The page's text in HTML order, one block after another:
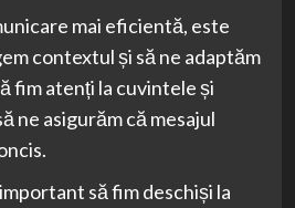
mai eficientă, este
contextul și să ne adaptăm
fim atenți la cuvintele și
ne asigurăm că mesajul
să fim deschiși la